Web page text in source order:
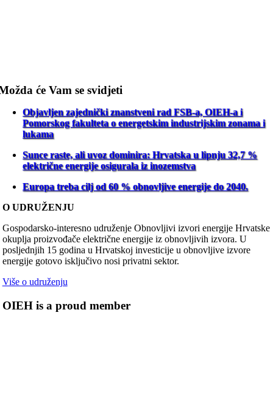
će Vam se svidjeti
Objavljen zajednički znanstveni rad FSB-a, OIEH-a i
Pomorskog fakulteta o energetskim industrijskim zonama i
lukama
Sunce raste, ali uvoz dominira: Hrvatska u lipnju 32,7 %
električne energije osigurala iz inozemstva
Europa treba cilj od 60 % obnovljive energije do 2040.
O UDRUŽENJU
Gospodarsko-interesno udruženje Obnovljivi izvori energije Hrvatske
okuplja proizvođače električne energije iz obnovljivih izvora. U
posljednjih 15 godina u Hrvatskoj investicije u obnovljive izvore
energije gotovo isključivo nosi privatni sektor.
Više o udruženju
OIEH is a proud member